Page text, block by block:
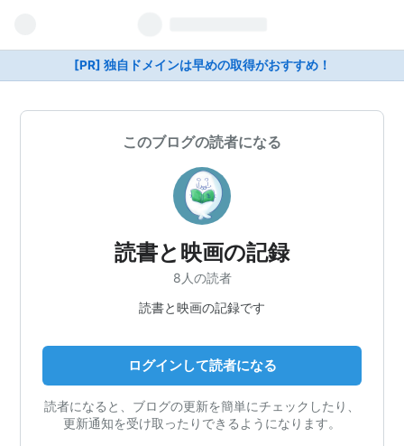
[PR] 独自ドメインは早めの取得がおすすめ！
このブログの読者になる
読書と映画の記録
8人の読者
読書と映画の記録です
ログインして読者になる
読者になると、ブログの更新を簡単にチェックしたり、
更新通知を受け取ったりできるようになります。